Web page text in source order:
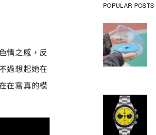
情之感，反
過想起她在
在寫真的模
POPULAR POSTS